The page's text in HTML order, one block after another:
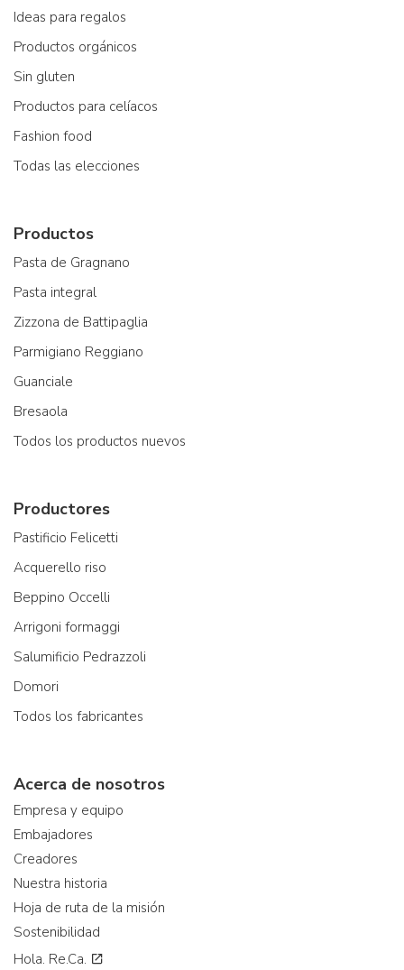
Ideas para regalos
Productos orgánicos
Sin gluten
Productos para celíacos
Fashion food
Todas las elecciones
Productos
Pasta de Gragnano
Pasta integral
Zizzona de Battipaglia
Parmigiano Reggiano
Guanciale
Bresaola
Todos los productos nuevos
Productores
Pastificio Felicetti
Acquerello riso
Beppino Occelli
Arrigoni formaggi
Salumificio Pedrazzoli
Domori
Todos los fabricantes
Acerca de nosotros
Empresa y equipo
Embajadores
Creadores
Nuestra historia
Hoja de ruta de la misión
Sostenibilidad
Hola. Re.Ca.